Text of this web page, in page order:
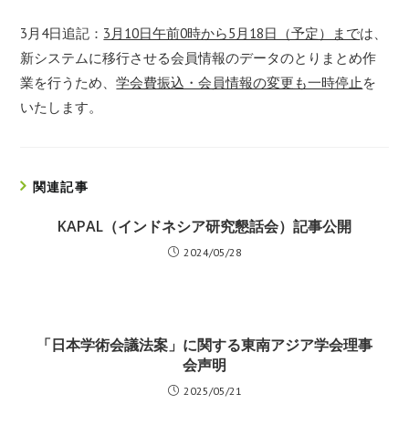
3月4日追記： 3月10日午前0時から5月18日（予定）までは、
新システムに移行させる会員情報のデータのとりまとめ作
業を行うため、学会費振込・会員情報の変更も一時停止を
いたします。
関連記事
KAPAL（インドネシア研究懇話会）記事公開
2024/05/28
「日本学術会議法案」に関する東南アジア学会理事
会声明
2025/05/21